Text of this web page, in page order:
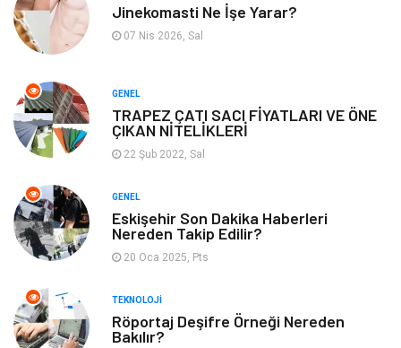
Bebek Giyim Tarih
Jinekomasti Ne İşe Yarar?
07 Nis 2026, Sal
GENEL
TRAPEZ ÇATI SACI FİYATLARI VE ÖNE
ÇIKAN NİTELİKLERİ
22 Şub 2022, Sal
GENEL
Eskişehir Son Dakika Haberleri
Nereden Takip Edilir?
20 Oca 2025, Pts
TEKNOLOJI
Röportaj Deşifre Örneği Nereden
Bakılır?